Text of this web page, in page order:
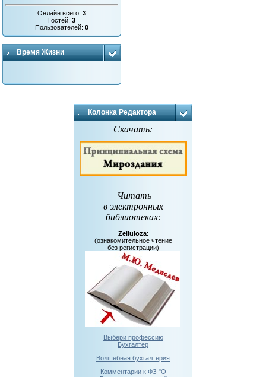
Онлайн всего:3
Гостей:3
Пользователей:0
Время Жизни
Колонка Редактора
Скачать:
Читать
в электронных
библиотеках:
Zelluloza:
(ознакомительное чтение
без регистрации)
Выбери профессию
Бухгалтер
Волшебная бухгалтерия
Комментарии к ФЗ "О